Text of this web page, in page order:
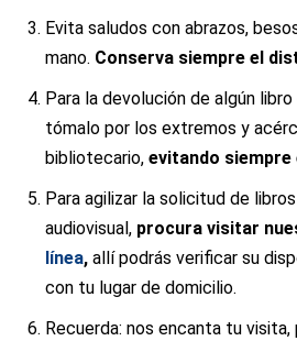
Evita saludos con abrazos,
mano. Conserva siempre el
Para la devolución de algún
tómalo por los extremos y
bibliotecario, evitando
Para agilizar la solicitud de
audiovisual, procura visitar
línea, allí podrás verificar su
con tu lugar de domicilio.
Recuerda: nos encanta tu